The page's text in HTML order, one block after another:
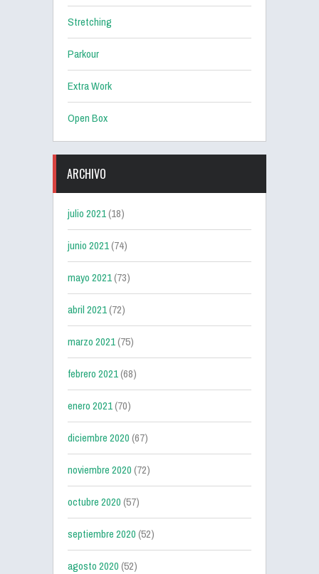
Stretching
Parkour
Extra Work
Open Box
ARCHIVO
julio 2021(18)
junio 2021(74)
mayo 2021(73)
abril 2021(72)
marzo 2021(75)
febrero 2021(68)
enero 2021(70)
diciembre 2020(67)
noviembre 2020(72)
octubre 2020(57)
septiembre 2020(52)
agosto 2020(52)